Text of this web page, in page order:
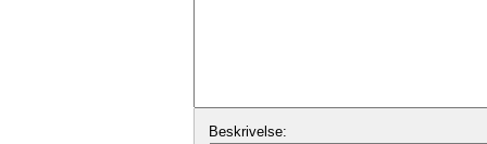
Beskrivelse: